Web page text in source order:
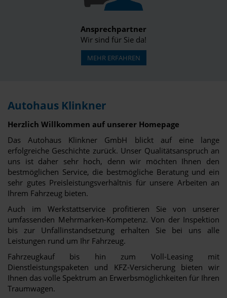
Ansprechpartner
Wir sind für Sie da!
MEHR ERFAHREN
Autohaus Klinkner
Herzlich Willkommen auf unserer Homepage
Das Autohaus Klinkner GmbH blickt auf eine lange
erfolgreiche Geschichte zurück. Unser Qualitätsanspruch an
uns ist daher sehr hoch, denn wir möchten Ihnen den
bestmöglichen Service, die bestmögliche Beratung und ein
sehr gutes Preisleistungsverhältnis für unsere Arbeiten an
Ihrem Fahrzeug bieten.
Auch im Werkstattservice profitieren Sie von unserer
umfassenden Mehrmarken-Kompetenz. Von der Inspektion
bis zur Unfallinstandsetzung erhalten Sie bei uns alle
Leistungen rund um Ihr Fahrzeug.
Fahrzeugkauf bis hin zum Voll-Leasing mit
Dienstleistungspaketen und KFZ-Versicherung bieten wir
Ihnen das volle Spektrum an Erwerbsmöglichkeiten für Ihren
Traumwagen.